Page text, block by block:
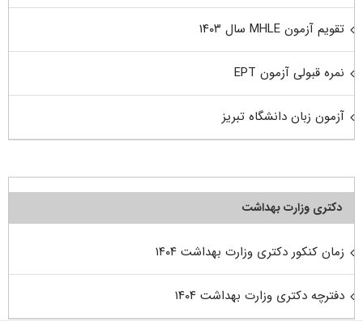
تقویم آزمون MHLE سال ۱۴۰۳
نمره قبولی آزمون EPT
آزمون زبان دانشگاه تبریز
دکتری وزارت بهداشت
زمان کنکور دکتری وزارت بهداشت ۱۴۰۴
دفترچه دکتری وزارت بهداشت ۱۴۰۴